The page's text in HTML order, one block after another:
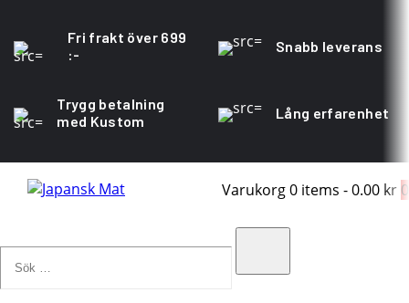
Fri frakt över 699
:-
Snabb leverans
Trygg betalning
med Kustom
Lång erfarenhet
Varukorg0 items -0.00 kr 0